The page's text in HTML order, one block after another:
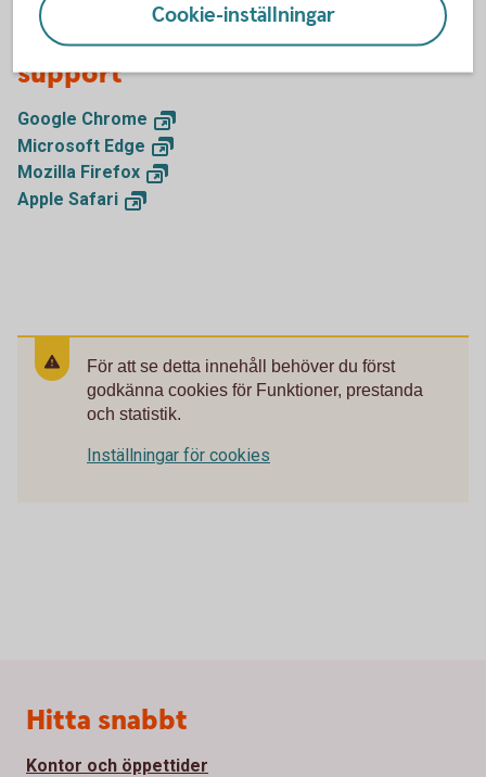
Kontakta leverantören för
support
Google Chrome
Microsoft Edge
Mozilla Firefox
Apple Safari
För att se detta innehåll behöver du först
godkänna cookies för Funktioner, prestanda
och statistik.
Inställningar för cookies
Cookie-inställningar
Sidfot
Hitta snabbt
Kontor och öppettider